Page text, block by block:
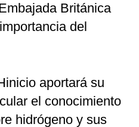
Británica
del
aportará su
el conocimiento
hidrógeno y sus